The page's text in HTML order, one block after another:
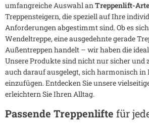
umfangreiche Auswahl anTreppenlift-
Treppensteigern, die speziell auf Ihre
Anforderungen abgestimmt sind. Ob es
Wendeltreppe, eine ausgedehnte gerade
Außentreppen handelt – wir haben die
Unsere Produkte sind nicht nur sicher und
auch darauf ausgelegt, sich harmonisch in
einzufügen. Entdecken Sie unsere
erleichtern Sie Ihren Alltag.
Passende Treppenlifte für